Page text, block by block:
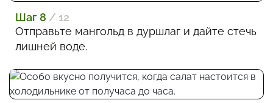
Шаг 8 / 12
Отправьте мангольд в дуршлаг и дайте стечь
лишней воде.